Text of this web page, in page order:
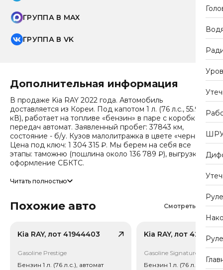
ГРУППА В MAX
ГРУППА В VK
Дополнительная информация
В продаже Kia RAY 2022 года. Автомобиль
доставляется из Кореи. Под капотом 1 л. (76 л.с., 55.9
кВ), работает на топливе «бензин» в паре с коробкой
передач автомат. Заявленный пробег: 37843 км,
состояние - б/у. Кузов малолитражка в цвете «черный».
Цена под ключ: 1 304 315 ₽. Мы берем на себя все
этапы: таможню (пошлина около 136 789 ₽), выгрузку и
оформление СБКТС.
Цена зависит от курса валют, точный расчет
зафиксировано.
Читать полностью
Похожие авто Смотреть все
Kia RAY, лот 41944403
Gasoline Prestige
Бензин 1 л. (76 л.с.), автомат
Kia RAY, лот
Gasoline Signature
Бензин 1 л. (76 л.с.),